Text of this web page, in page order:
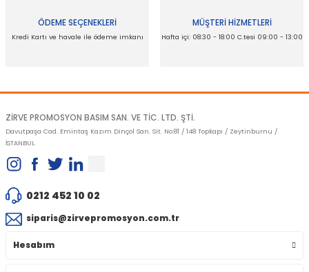
ÖDEME SEÇENEKLERİ
Kredi Kartı ve havale ile ödeme imkanı
MÜŞTERİ HİZMETLERİ
Hafta içi: 08:30 - 18:00 C.tesi 09:00 - 13:00
ZİRVE PROMOSYON BASIM SAN. VE TİC. LTD. ŞTİ.
Davutpaşa Cad. Emintaş Kazım Dinçol San. Sit. No:81 / 148 Topkapı / Zeytinburnu /
İSTANBUL
0212 452 10 02
siparis@zirvepromosyon.com.tr
Hesabım